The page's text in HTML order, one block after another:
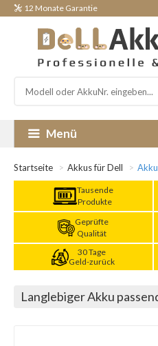
12 Monate Garantie
Menü
Startseite Akkus für Dell
Tausende
Produkte
Geprüfte
Qualität
30 Tage
Geld-zurück
Langlebiger Akku